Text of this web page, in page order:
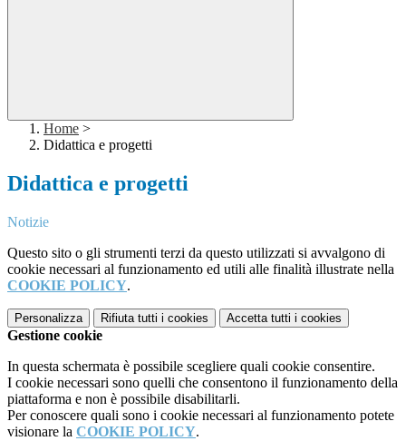
Home >
Didattica e progetti
Didattica e progetti
Notizie
Questo sito o gli strumenti terzi da questo utilizzati si avvalgono di
cookie necessari al funzionamento ed utili alle finalità illustrate nella
COOKIE POLICY.
Personalizza Rifiuta tutti i cookies Accetta tutti i cookies
Gestione cookie
In questa schermata è possibile scegliere quali cookie consentire.
I cookie necessari sono quelli che consentono il funzionamento della
piattaforma e non è possibile disabilitarli.
Per conoscere quali sono i cookie necessari al funzionamento potete
visionare la COOKIE POLICY.